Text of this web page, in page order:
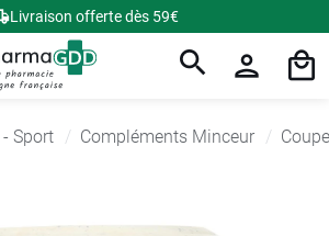
Livraison offerte dès 59€
Sport Compléments Minceur